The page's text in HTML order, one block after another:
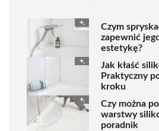
Czym
zapewnić
estetykę?
Jak kłaść
Praktyczny
kroku
Czy można
warstwy
poradnik